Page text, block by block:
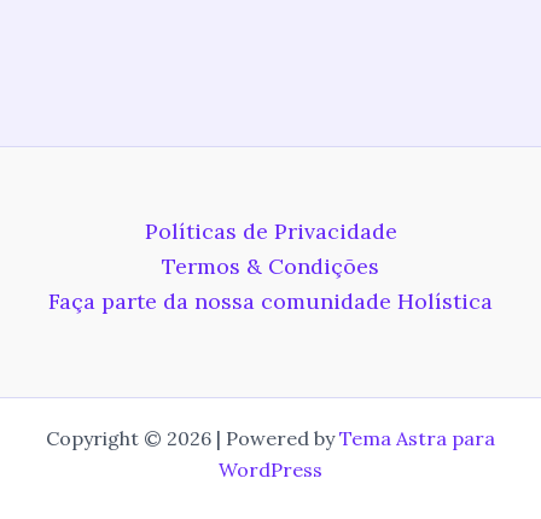
Políticas de Privacidade
Termos & Condições
Faça parte da nossa comunidade Holística
Copyright © 2026 | Powered byTema Astra para
WordPress